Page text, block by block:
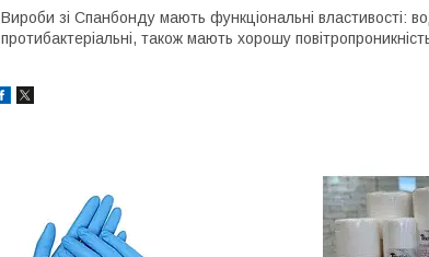
Вироби зі Спанбонду мають функціональні властивості:
протибактеріальні, також мають хорошу